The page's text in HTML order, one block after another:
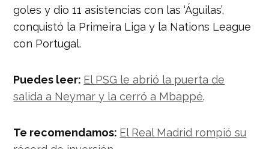
goles y dio 11 asistencias con las ‘Águilas’,
conquistó la Primeira Liga y la Nations League
con Portugal.
Puedes leer: El PSG le abrió la puerta de
salida a Neymar y la cerró a Mbappé.
Te recomendamos: El Real Madrid rompió su